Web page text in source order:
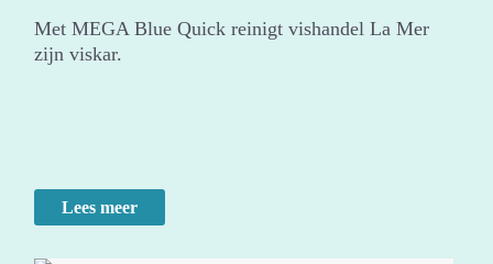
Met MEGA Blue Quick reinigt vishandel La Mer
zijn viskar.
Lees meer